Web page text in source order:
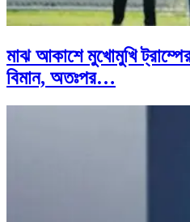
মাঝ আকাশে মুখোমুখি ট্রাম্পের
বিমান, অতঃপর…